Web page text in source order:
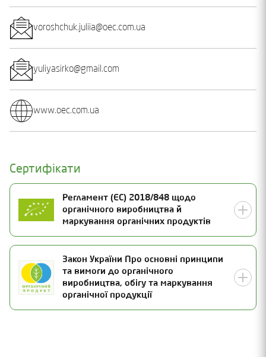
voroshchuk.juliia@oec.com.ua
yuliyasirko@gmail.com
www.oec.com.ua
Сертифікати
Регламент (ЄС) 2018/848 щодо
органічного виробництва й
маркування органічних продуктів
Номер сертифікату
UA-BIO-108.804-0000317.2025.001
Статус
Дата видачі
Закон України Про основні принципи
та вимоги до органічного
виробництва, обігу та маркування
органічної продукції